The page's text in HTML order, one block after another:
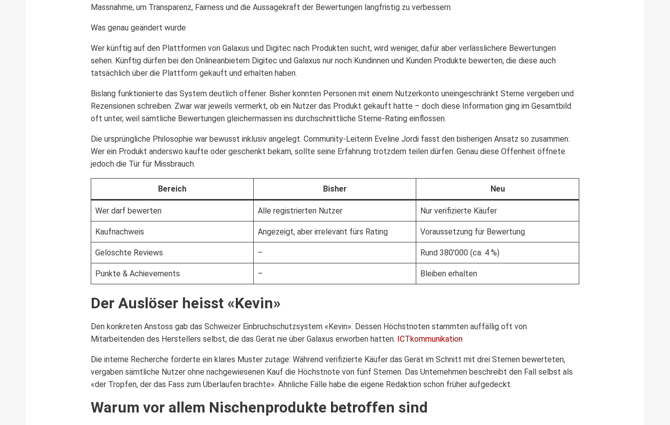
Massnahme, um Transparenz, Fairness und die Aussagekraft der Bewertungen langfristig zu verbessern.
Was genau geändert wurde
Wer künftig auf den Plattformen von Galaxus und Digitec nach Produkten sucht, wird weniger, dafür aber verlässlichere Bewertungen
sehen. Künftig dürfen bei den Onlineanbietern Digitec und Galaxus nur noch Kundinnen und Kunden Produkte bewerten, die diese auch
tatsächlich über die Plattform gekauft und erhalten haben.
Bislang funktionierte das System deutlich offener. Bisher konnten Personen mit einem Nutzerkonto uneingeschränkt Sterne vergeben und
Rezensionen schreiben. Zwar war jeweils vermerkt, ob ein Nutzer das Produkt gekauft hatte – doch diese Information ging im Gesamtbild
oft unter, weil sämtliche Bewertungen gleichermassen ins durchschnittliche Sterne-Rating einflossen.
Die ursprüngliche Philosophie war bewusst inklusiv angelegt. Community-Leiterin Eveline Jordi fasst den bisherigen Ansatz so zusammen:
Wer ein Produkt anderswo kaufte oder geschenkt bekam, sollte seine Erfahrung trotzdem teilen dürfen. Genau diese Offenheit öffnete
jedoch die Tür für Missbrauch.
Bereich Bisher Neu
Wer darf bewerten Alle registrierten Nutzer Nur verifizierte Käufer
Kaufnachweis Angezeigt, aber irrelevant fürs Rating Voraussetzung für Bewertung
Gelöschte Reviews – Rund 380'000 (ca. 4 %)
Punkte & Achievements – Bleiben erhalten
Der Auslöser heisst «Kevin»
Den konkreten Anstoss gab das Schweizer Einbruchschutzsystem «Kevin». Dessen Höchstnoten stammten auffällig oft von
Mitarbeitenden des Herstellers selbst, die das Gerät nie über Galaxus erworben hatten. ICTkommunikation
Die interne Recherche förderte ein klares Muster zutage: Während verifizierte Käufer das Gerät im Schnitt mit drei Sternen bewerteten,
vergaben sämtliche Nutzer ohne nachgewiesenen Kauf die Höchstnote von fünf Sternen. Das Unternehmen beschreibt den Fall selbst als
«der Tropfen, der das Fass zum Überlaufen brachte». Ähnliche Fälle habe die eigene Redaktion schon früher aufgedeckt.
Warum vor allem Nischenprodukte betroffen sind